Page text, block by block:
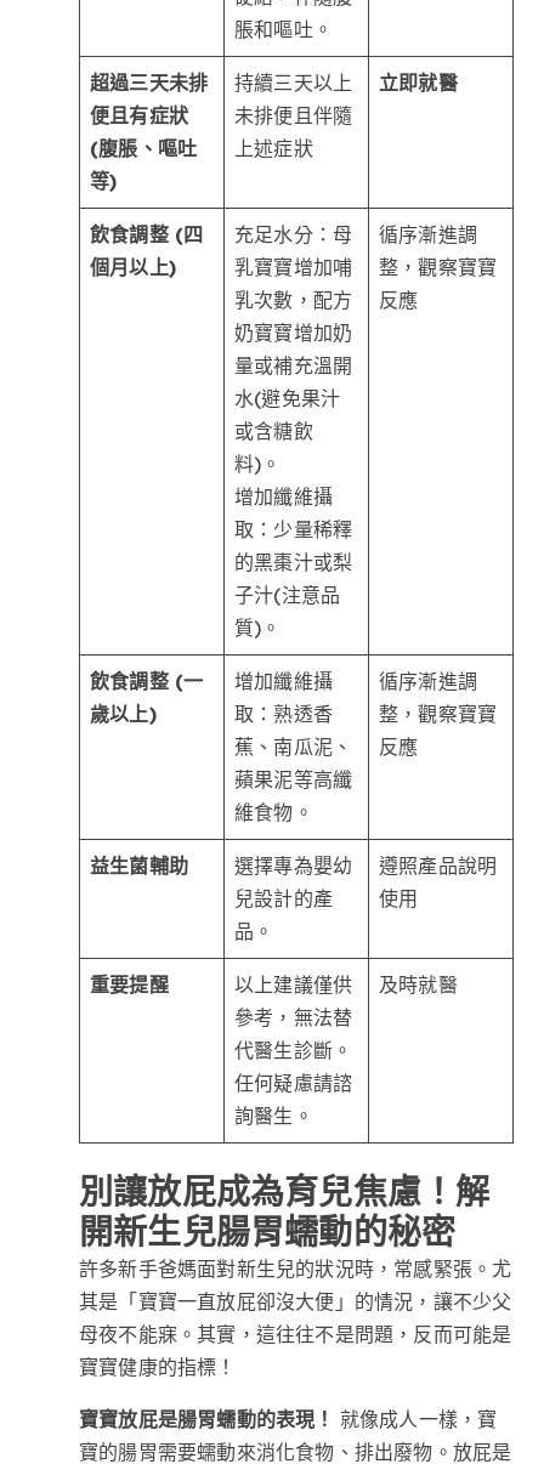
脹和嘔吐。
超過三天未排
便且有症狀
(腹脹、嘔吐
等)
持續三天以上
未排便且伴隨
上述症狀
立即就醫
飲食調整 (四
個月以上)
充足水分：母
乳寶寶增加哺
乳次數，配方
奶寶寶增加奶
量或補充溫開
水(避免果汁
或含糖飲
料)。
增加纖維攝
取：少量稀釋
的黑棗汁或梨
子汁(注意品
質)。
循序漸進調
整，觀察寶寶
反應
飲食調整 (一
歲以上)
增加纖維攝
取：熟透香
蕉、南瓜泥、
蘋果泥等高纖
維食物。
循序漸進調
整，觀察寶寶
反應
益生菌輔助
選擇專為嬰幼
兒設計的產
品。
遵照產品說明
使用
重要提醒
以上建議僅供
參考，無法替
代醫生診斷。
任何疑慮請諮
詢醫生。
及時就醫
別讓放屁成為育兒焦慮！解
開新生兒腸胃蠕動的秘密
許多新手爸媽面對新生兒的狀況時，常感緊張。尤
其是「寶寶一直放屁卻沒大便」的情況，讓不少父
母夜不能寐。其實，這往往不是問題，反而可能是
寶寶健康的指標！
寶寶放屁是腸胃蠕動的表現！ 就像成人一樣，寶
寶的腸胃需要蠕動來消化食物、排出廢物。放屁是